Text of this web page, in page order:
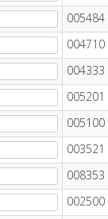
005484
004710
004333
005201
005100
003521
008353
002500